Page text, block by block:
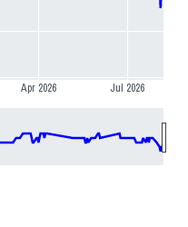
Apr 2026 Jul 2026